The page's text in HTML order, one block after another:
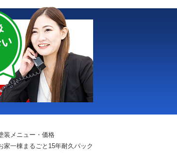
スト
装メニュー・価格
家一棟まるごと15年耐久パック